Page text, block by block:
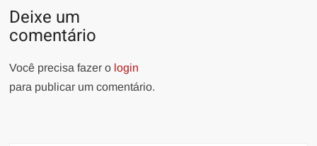
Deixe um
comentário
Você precisa fazer o login
para publicar um comentário.